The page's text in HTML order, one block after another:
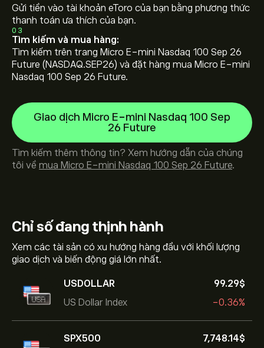
Chỉ sốđang thịnh hành
Xem các tài sản có xu hướng hàng đầu với khối lượng
giao dịch và biến động giá lớn nhất.
USDOLLAR
US Dollar Index
99.29‎$‎
-0.36%
SPX500
7,748.14‎$‎
Gửi tiền vào tài khoản eToro của bạn bằng phương thức
thanh toán ưa thích của bạn.
03
Tìm kiếm và mua hàng:
Tìm kiếm trên trang Micro E-mini Nasdaq 100 Sep 26
Future (NASDAQ.SEP26) và đặt hàng mua Micro E-mini
Nasdaq 100 Sep 26 Future.
Giao dịch Micro E-mini Nasdaq 100 Sep
26 Future
Tìm kiếm thêm thông tin? Xem hướng dẫn của chúng
tôi về mua Micro E-mini Nasdaq 100 Sep 26 Future.